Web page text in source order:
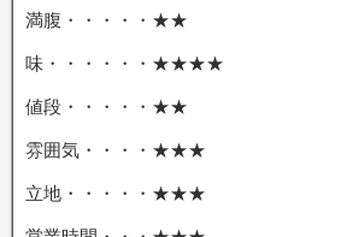
満腹・・・・・★★
味・・・・・・★★★★
値段・・・・・★★
雰囲気・・・・★★★
立地・・・・・★★★